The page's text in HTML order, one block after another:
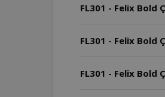
FL301 - Felix Bold
FL301 - Felix Bold
FL301 - Felix Bold